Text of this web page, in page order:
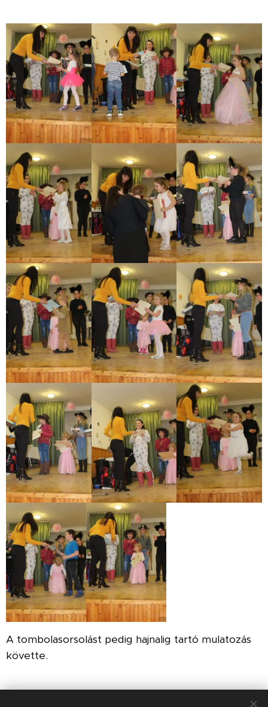
A tombolasorsolást pedig hajnalig tartó mulatozás
követte.